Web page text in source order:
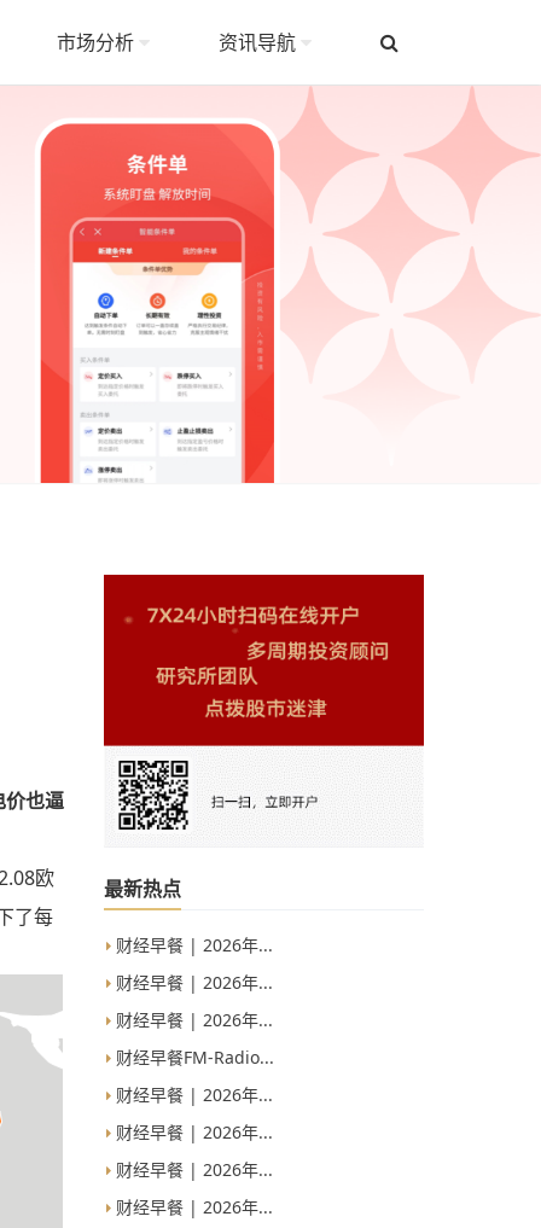
市场分析 资讯导航
价也逼
欧
了每
最新热点
财经早餐 | 2026年...
财经早餐 | 2026年...
财经早餐 | 2026年...
财经早餐FM-Radio...
财经早餐 | 2026年...
财经早餐 | 2026年...
财经早餐 | 2026年...
财经早餐 | 2026年...